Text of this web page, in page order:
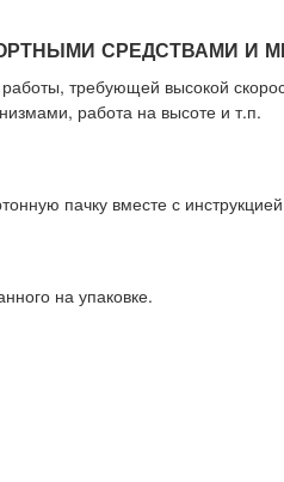
СРЕДСТВАМИ И
требующей высокой
работа на высоте и т.п.
пачку вместе с
на упаковке.